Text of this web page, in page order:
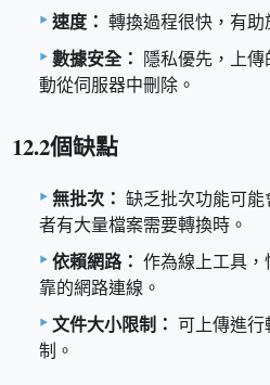
速度： 轉換過程很快，有助
數據安全：
隱私優先，上
動從伺服器中刪除。
12.2個缺點
無批次： 缺乏批次功能可能
者有大量檔案需要轉換時。
依賴網路： 作為線上工具
靠的網路連線。
文件大小限制： 可上傳進行
制。